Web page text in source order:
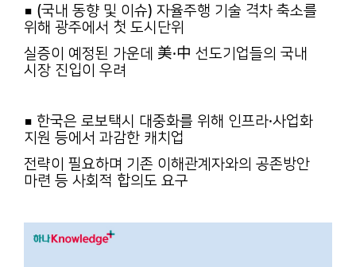
■ (국내 동향 및 이슈) 자율주행 기술 격차 축소를
위해 광주에서 첫 도시단위
실증이 예정된 가운데 美·中 선도기업들의 국내
시장 진입이 우려
■ 한국은 로보택시 대중화를 위해 인프라·사업화
지원 등에서 과감한 캐치업
전략이 필요하며 기존 이해관계자와의 공존방안
마련 등 사회적 합의도 요구